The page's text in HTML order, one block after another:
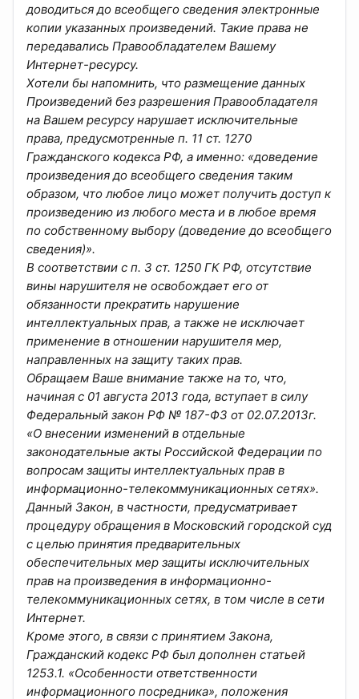
доводиться до всеобщего сведения электронные
копии указанных произведений. Такие права не
передавались Правообладателем Вашему
Интернет-ресурсу.
Хотели бы напомнить, что размещение данных
Произведений без разрешения Правообладателя
на Вашем ресурсу нарушает исключительные
права, предусмотренные п. 11 ст. 1270
Гражданского кодекса РФ, а именно: «доведение
произведения до всеобщего сведения таким
образом, что любое лицо может получить доступ к
произведению из любого места и в любое время
по собственному выбору (доведение до всеобщего
сведения)».
В соответствии с п. 3 ст. 1250 ГК РФ, отсутствие
вины нарушителя не освобождает его от
обязанности прекратить нарушение
интеллектуальных прав, а также не исключает
применение в отношении нарушителя мер,
направленных на защиту таких прав.
Обращаем Ваше внимание также на то, что,
начиная с 01 августа 2013 года, вступает в силу
Федеральный закон РФ № 187-ФЗ от 02.07.2013г.
«О внесении изменений в отдельные
законодательные акты Российской Федерации по
вопросам защиты интеллектуальных прав в
информационно-телекоммуникационных сетях».
Данный Закон, в частности, предусматривает
процедуру обращения в Московский городской суд
с целью принятия предварительных
обеспечительных мер защиты исключительных
прав на произведения в информационно-
телекоммуникационных сетях, в том числе в сети
Интернет.
Кроме этого, в связи с принятием Закона,
Гражданский кодекс РФ был дополнен статьей
1253.1. «Особенности ответственности
информационного посредника», положения